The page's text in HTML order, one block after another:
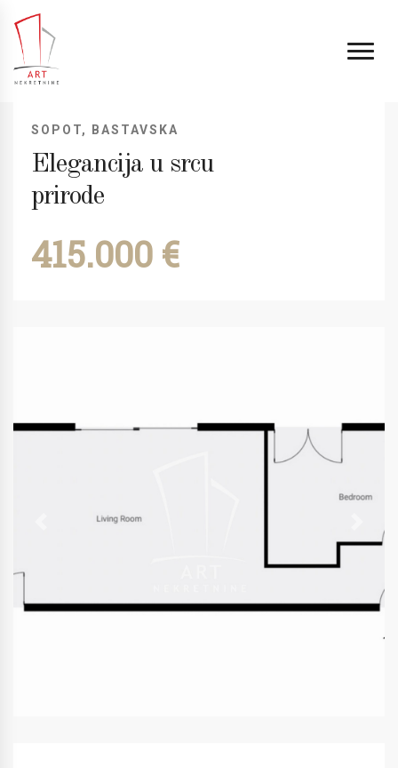
SOPOT, BASTAVSKA
Elegancija u srcu
prirode
415.000 €
Next